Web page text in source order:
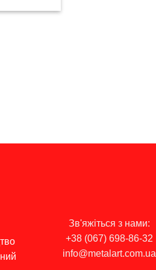
Зв'яжіться з нами:
+38 (067) 698-86-32
info@metalart.com.ua